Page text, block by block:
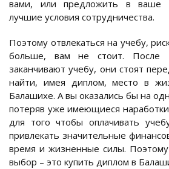
вами, или предложить в ваше
лучшие условия сотрудничества.
Поэтому отвлекаться на учебу,
больше, вам не стоит. После
заканчивают учебу, они стоят
найти, имея диплом, место в
Балашихе. А вы оказались бы на
потеряв уже имеющиеся
для того чтобы оплачивать
привлекать значительные
время и жизненные силы.
выбор – это купить диплом в